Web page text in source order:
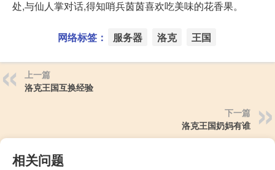
处,与仙人掌对话,得知哨兵茵茵喜欢吃美味的花香果。
网络标签： 服务器 洛克 王国
上一篇
洛克王国互换经验
下一篇
洛克王国奶妈有谁
相关问题